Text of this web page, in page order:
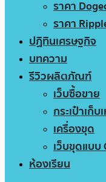
ราคา
ราคา
ปฏิทินเศรษฐกิจ
บทความ
รีวิวผลิตภัณฑ์
เว็บซื้อขาย
กระเป๋าเก็
เครื่องขุด
เว็บขุดแบบ
ห้องเรียน